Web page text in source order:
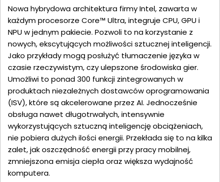
Nowa hybrydowa architektura firmy Intel, zawarta w
każdym procesorze Core™ Ultra, integruje CPU, GPU i
NPU w jednym pakiecie. Pozwoli to na korzystanie z
nowych, ekscytujących możliwości sztucznej inteligencji.
Jako przykłady mogą posłużyć tłumaczenie języka w
czasie rzeczywistym, czy ulepszone środowiska gier.
Umożliwi to ponad 300 funkcji zintegrowanych w
produktach niezależnych dostawców oprogramowania
(ISV), które są akcelerowane przez AI. Jednocześnie
obsługa nawet długotrwałych, intensywnie
wykorzystujących sztuczną inteligencję obciążeniach,
nie pobiera dużych ilości energii. Przekłada się to na kilka
zalet, jak oszczędność energii przy pracy mobilnej,
zmniejszona emisja ciepła oraz większa wydajność
komputera.